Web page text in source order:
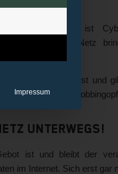
, ist
aus dem Netz
so gefährlich ist und
zum
unterwegs!
ist und bleibt der
im Internet. Sich erst gar
Impressum